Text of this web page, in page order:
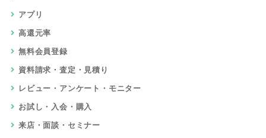
アプリ
高還元率
無料会員登録
資料請求・査定・見積り
レビュー・アンケート・モニター
お試し・入会・購入
来店・面談・セミナー